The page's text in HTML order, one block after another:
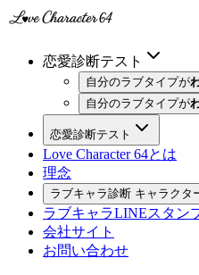
恋愛診断テスト
自分のラブタイプが
自分のラブタイプが
恋愛診断テスト
Love Character 64とは
理念
ラブキャラ診断 キャラクタ
ラブキャラLINEスタン
会社サイト
お問い合わせ